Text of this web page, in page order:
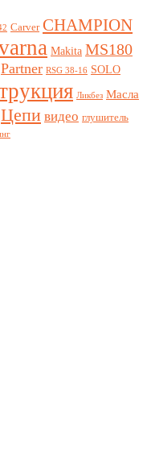
Carver CHAMPION
Makita MS180
Partner RSG 38-16 SOLO
Ликбез Масла
Цепи видео глушитель